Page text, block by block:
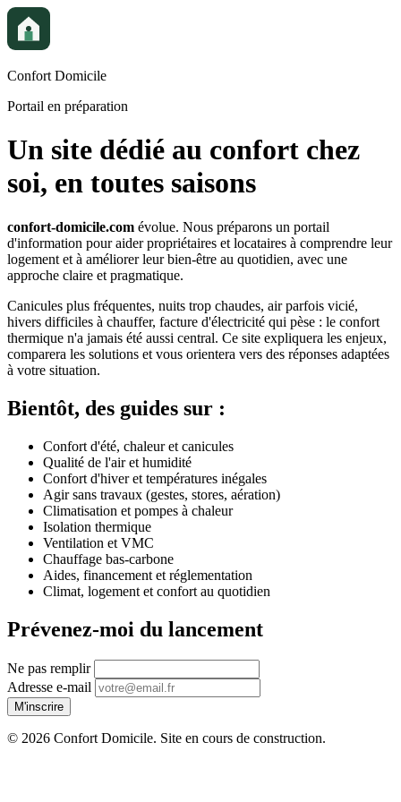
Confort Domicile
Portail en préparation
Un site dédié au confort chez
soi, en toutes saisons
confort-domicile.com évolue. Nous préparons un portail
d'information pour aider propriétaires et locataires à comprendre leur
logement et à améliorer leur bien-être au quotidien, avec une
approche claire et pragmatique.
Canicules plus fréquentes, nuits trop chaudes, air parfois vicié,
hivers difficiles à chauffer, facture d'électricité qui pèse : le confort
thermique n'a jamais été aussi central. Ce site expliquera les enjeux,
comparera les solutions et vous orientera vers des réponses adaptées
à votre situation.
Bientôt, des guides sur :
Confort d'été, chaleur et canicules
Qualité de l'air et humidité
Confort d'hiver et températures inégales
Agir sans travaux (gestes, stores, aération)
Climatisation et pompes à chaleur
Isolation thermique
Ventilation et VMC
Chauffage bas-carbone
Aides, financement et réglementation
Climat, logement et confort au quotidien
Prévenez-moi du lancement
Ne pas remplir
Adresse e-mail
M'inscrire
© 2026 Confort Domicile. Site en cours de construction.